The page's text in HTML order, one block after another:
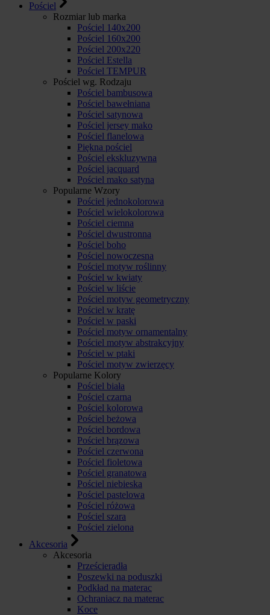
Pościel
Rozmiar lub marka
Pościel 140x200
Pościel 160x200
Pościel 200x220
Pościel Estella
Pościel TEMPUR
Pościel wg. Rodzaju
Pościel bambusowa
Pościel bawełniana
Pościel satynowa
Pościel jersey mako
Pościel flanelowa
Piękna pościel
Pościel ekskluzywna
Pościel jacquard
Pościel mako satyna
Popularne Wzory
Pościel jednokolorowa
Pościel wielokolorowa
Pościel ciemna
Pościel dwustronna
Pościel boho
Pościel nowoczesna
Pościel motyw roślinny
Pościel w kwiaty
Pościel w liście
Pościel motyw geometryczny
Pościel w kratę
Pościel w paski
Pościel motyw ornamentalny
Pościel motyw abstrakcyjny
Pościel w ptaki
Pościel motyw zwierzęcy
Popularne Kolory
Pościel biała
Pościel czarna
Pościel kolorowa
Pościel beżowa
Pościel bordowa
Pościel brązowa
Pościel czerwona
Pościel fioletowa
Pościel granatowa
Pościel niebieska
Pościel pastelowa
Pościel różowa
Pościel szara
Pościel zielona
Akcesoria
Akcesoria
Prześcieradła
Poszewki na poduszki
Podkład na materac
Ochraniacz na materac
Koce